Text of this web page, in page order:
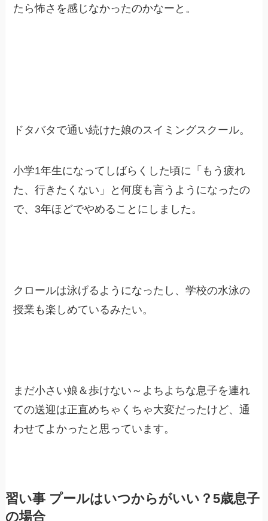
たら怖さを感じなかったのかなーと。
ドタバタで通い続けた娘のスイミングスクール。
小学1年生になってしばらくした頃に「もう疲れ
た、行きたくない」と何度も言うようになったの
で、3年ほどでやめることにしました。
クロールは泳げるようになったし、学校の水泳の
授業も楽しめているみたい。
まだ小さい娘＆歩けない～よちよちな息子を連れ
ての送迎は正直めちゃくちゃ大変だったけど、通
わせてよかったと思っています。
習い事 プールはいつからがいい？5歳息子
の場合